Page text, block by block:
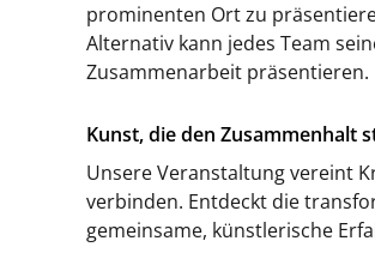
prominenten Ort zu
Alternativ kann jedes Team
Zusammenarbeit präsentieren.
Kunst, die den Zusammenhalt
Unsere Veranstaltung vereint
verbinden. Entdeckt die
gemeinsame, künstlerische